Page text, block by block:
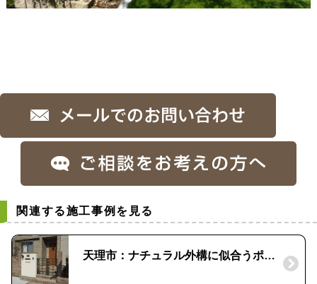
関連する施工事例を見る
天理市：ナチュラル外構に似合うポスト｜「ディーズガーデン」プラノ－Ｕ